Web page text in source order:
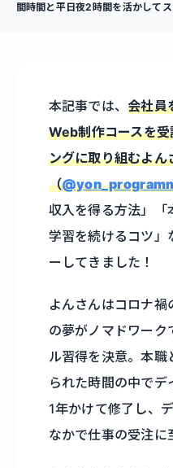
間時間と平日夜2時間を活かして
本記事では、会社員
Web制作コースを
ングに取り組むよん
（
収入を得る方法」「
学習を続けるコツ」
ーしてきました！
よんさんはコロナ
の夢がノマドワーク
ル習得を決意。本
られた時間の中で
1年かけて修了し、
なかで仕事の受注に